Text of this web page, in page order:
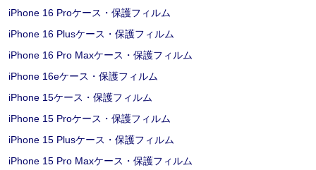
iPhone 16 Proケース・保護フィルム
iPhone 16 Plusケース・保護フィルム
iPhone 16 Pro Maxケース・保護フィルム
iPhone 16eケース・保護フィルム
iPhone 15ケース・保護フィルム
iPhone 15 Proケース・保護フィルム
iPhone 15 Plusケース・保護フィルム
iPhone 15 Pro Maxケース・保護フィルム